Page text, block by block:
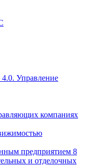
4.0. Управление
компаниях
предприятием 8
и отделочных